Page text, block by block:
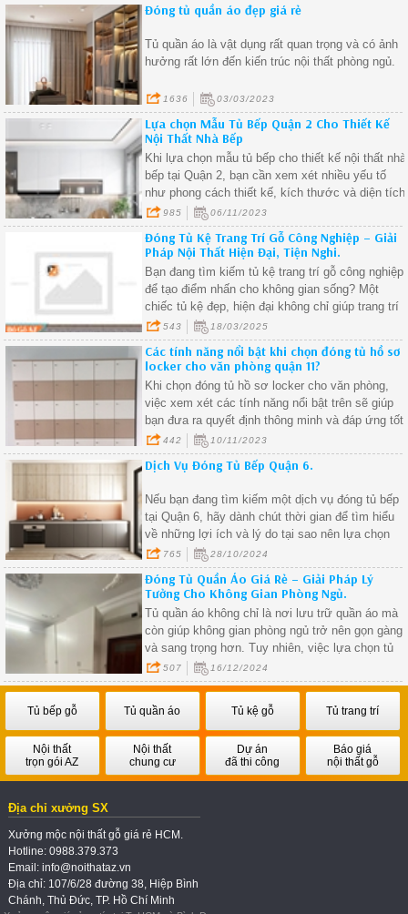
Đóng tủ quần áo đẹp giá rẻ
Tủ quần áo là vật dụng rất quan trọng và có ảnh
hưởng rất lớn đến kiến trúc nội thất phòng ngủ.
1636 03/03/2023
Lựa chọn Mẫu Tủ Bếp Quận 2 Cho Thiết Kế
Nội Thất Nhà Bếp
Khi lựa chọn mẫu tủ bếp cho thiết kế nội thất nhà
bếp tại Quận 2, bạn cần xem xét nhiều yếu tố
như phong cách thiết kế, kích thước và diện
vật liệu và màu sắc, chất lượng và ngân sách.
985 06/11/2023
Đóng Tủ Kệ Trang Trí Gỗ Công Nghiệp – Giải
Pháp Nội Thất Hiện Đại, Tiện Nghi.
Bạn đang tìm kiếm tủ kệ trang trí gỗ công nghiệp
để tạo điểm nhấn cho không gian sống? Một
chiếc tủ kệ đẹp, hiện đại không chỉ giúp trang trí
phòng khách, phòng ngủ hay văn phòng mà còn
tối ưu hóa diện tích và công năng sử dụng.
543 18/03/2025
Các tính năng nổi bật khi chọn đóng tủ hồ sơ
locker cho văn phòng quận 11?
Khi chọn đóng tủ hồ sơ locker cho văn phòng,
việc xem xét các tính năng nổi bật trên sẽ giúp
bạn đưa ra quyết định thông minh và đáp ứng tốt
nhất cho nhu cầu cụ thể của môi trường làm việc
442 10/11/2023
Dịch Vụ Đóng Tủ Bếp Quận 6.
Nếu bạn đang tìm kiếm một dịch vụ đóng tủ bếp
tại Quận 6, hãy dành chút thời gian để tìm hiểu
về những lợi ích và lý do tại sao nên lựa chọn
dịch vụ đóng tủ bếp chuyên nghiệp. Tủ bếp không
chỉ là nơi lưu trữ đồ dùng, mà còn là phần trang
trí quan trọng giúp cho căn bếp của bạn trở nên
sang trọng và tinh tế hơn. Cùng điểm qua những
ưu điểm và yếu tố cần xem xét khi lựa chọn
tủ bếp tại Quận 6 nhé!
765 28/10/2024
Đóng Tủ Quần Áo Giá Rẻ – Giải Pháp Lý
Tưởng Cho Không Gian Phòng Ngủ.
Tủ quần áo không chỉ là nơi lưu trữ quần áo mà
còn giúp không gian phòng ngủ trở nên gọn gàng
và sang trọng hơn. Tuy nhiên, việc lựa chọn tủ
quần áo sẵn có đôi khi không đáp ứng được kích
thước, phong cách hoặc chi phí mong muốn. Đây
giải pháp lý tưởng, giúp bạn sở hữu một sản
phẩm phù hợp mà vẫn tiết kiệm ngân sách.
507 16/12/2024
Tủ bếp gỗ Tủ quần áo Tủ kệ gỗ Tủ trang trí
Nội thất
trọn gói AZ
Nội thất
chung cư
Dự án
đã thi công
Báo giá
nội thất gỗ
Địa chỉ xưởng SX
Xưởng mộc nội thất gỗ giá rẻ HCM.
Hotline: 0988.379.373
Email: info@noithataz.vn
Địa chỉ: 107/6/28 đường 38, Hiệp Bình
Chánh, Thủ Đức, TP. Hồ Chí Minh